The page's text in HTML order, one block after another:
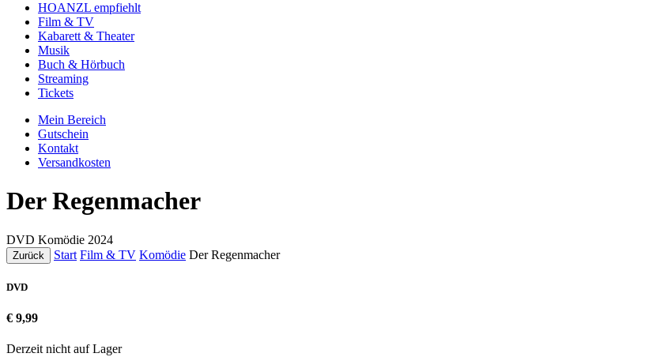
HOANZL empfiehlt
Film & TV
Kabarett & Theater
Musik
Buch & Hörbuch
Streaming
Tickets
Mein Bereich
Gutschein
Kontakt
Versandkosten
Der Regenmacher
DVD Komödie 2024
Zurück Start Film & TV Komödie Der Regenmacher
DVD
€ 9,99
Derzeit nicht auf Lager